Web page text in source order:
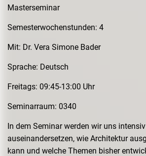
Masterseminar
Semesterwochenstunden: 4
Mit: Dr. Vera Simone Bader
Sprache: Deutsch
Freitags: 09:45-13:00 Uhr
Seminarraum: 0340
In dem Seminar werden wir uns
auseinandersetzen, wie Architektur
kann und welche Themen bisher